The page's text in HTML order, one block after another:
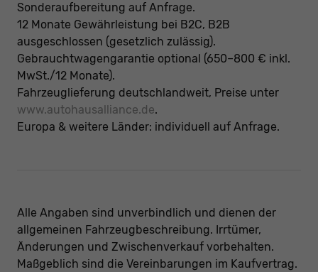
Sonderaufbereitung auf Anfrage.
12 Monate Gewährleistung bei B2C, B2B
ausgeschlossen (gesetzlich zulässig).
Gebrauchtwagengarantie optional (650–800 € inkl.
MwSt./12 Monate).
Fahrzeuglieferung deutschlandweit, Preise unter
www.autohausalliance.de.
Europa & weitere Länder: individuell auf Anfrage.
Alle Angaben sind unverbindlich und dienen der
allgemeinen Fahrzeugbeschreibung. Irrtümer,
Änderungen und Zwischenverkauf vorbehalten.
Maßgeblich sind die Vereinbarungen im Kaufvertrag.